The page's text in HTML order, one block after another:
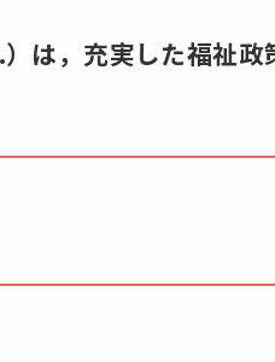
は，充実した福祉政